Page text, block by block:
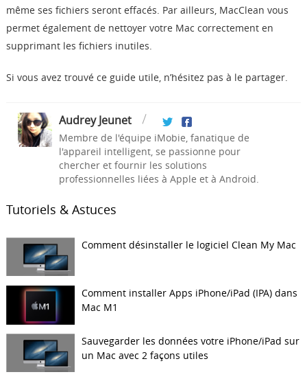
même ses fichiers seront effacés. Par ailleurs, MacClean vous
permet également de nettoyer votre Mac correctement en
supprimant les fichiers inutiles.
Si vous avez trouvé ce guide utile, n’hésitez pas à le partager.
Audrey Jeunet
Membre de l'équipe iMobie, fanatique de
l'appareil intelligent, se passionne pour
chercher et fournir les solutions
professionnelles liées à Apple et à Android.
Tutoriels & Astuces
Comment désinstaller le logiciel Clean My Mac
Comment installer Apps iPhone/iPad (IPA) dans
Mac M1
Sauvegarder les données votre iPhone/iPad sur
un Mac avec 2 façons utiles